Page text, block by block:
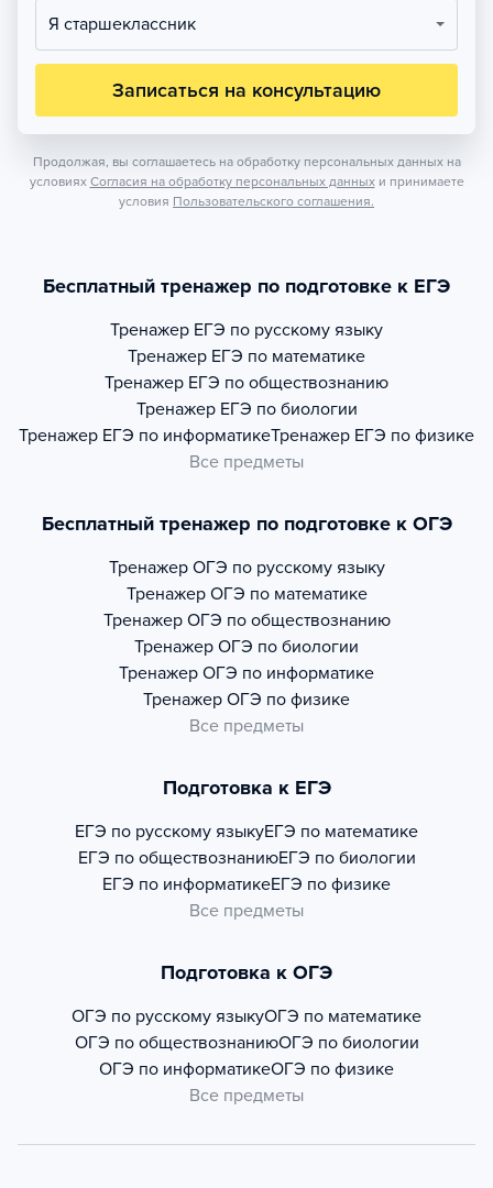
Я старшеклассник
Записаться на консультацию
Продолжая, вы соглашаетесь на обработку персональных данных на
условиях Согласия на обработку персональных данных и принимаете
условия Пользовательского соглашения.
Бесплатный тренажер по подготовке к ЕГЭ
Тренажер ЕГЭ по русскому языку
Тренажер ЕГЭ по математике
Тренажер ЕГЭ по обществознанию
Тренажер ЕГЭ по биологии
Тренажер ЕГЭ по информатикеТренажер ЕГЭ по физике
Все предметы
Бесплатный тренажер по подготовке к ОГЭ
Тренажер ОГЭ по русскому языку
Тренажер ОГЭ по математике
Тренажер ОГЭ по обществознанию
Тренажер ОГЭ по биологии
Тренажер ОГЭ по информатике
Тренажер ОГЭ по физике
Все предметы
Подготовка к ЕГЭ
ЕГЭ по русскому языкуЕГЭ по математике
ЕГЭ по обществознаниюЕГЭ по биологии
ЕГЭ по информатикеЕГЭ по физике
Все предметы
Подготовка к ОГЭ
ОГЭ по русскому языкуОГЭ по математике
ОГЭ по обществознаниюОГЭ по биологии
ОГЭ по информатикеОГЭ по физике
Все предметы